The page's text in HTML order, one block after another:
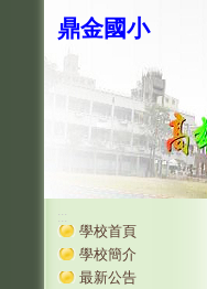
鼎金國小
:::
學校首頁
學校簡介
最新公告